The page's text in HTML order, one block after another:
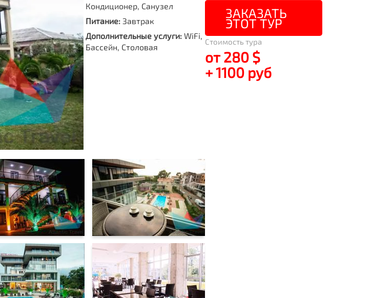
Кондиционер, Санузел
Питание:Завтрак
Дополнительные услуги:WiFi,
Бассейн, Столовая
ЗАКАЗАТЬ
ЭТОТ ТУР
Стоимость тура
от 280 $
+ 1100 руб